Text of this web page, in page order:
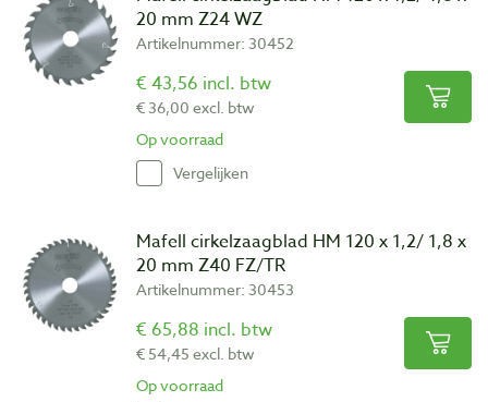
waar u het blad voor wilt gebruiken, zoals schulpen, afkorten of
voor plaatmateriaal.
Tandvormen
Wisseltand
De tanden zijn links en rechts afgeschuind en zagen afwisselend.
Zodoende wordt de belasting van de afzonderlijke tanden
gereduceerd. Dit leidt tot een rustig loopgedrag van het zaagblad
en een langere standtijd. Bovendien garandeert deze vertanding
20 mm Z24 WZ
Artikelnummer: 30452
€ 43,56 incl. btw
€ 36,00 excl. btw
Op voorraad
Vergelijken
Mafell cirkelzaagblad HM 120 x 1,2/ 1,8 x
20 mm Z40 FZ/TR
Artikelnummer: 30453
€ 65,88 incl. btw
€ 54,45 excl. btw
Op voorraad